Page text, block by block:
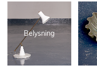
Belysning